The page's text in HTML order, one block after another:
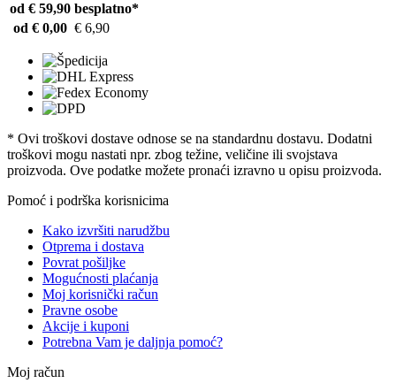
od € 59,90 besplatno*
od € 0,00 € 6,90
* Ovi troškovi dostave odnose se na standardnu ​​dostavu. Dodatni
troškovi mogu nastati npr. zbog težine, veličine ili svojstava
proizvoda. Ove podatke možete pronaći izravno u opisu proizvoda.
Pomoć i podrška korisnicima
Kako izvršiti narudžbu
Otprema i dostava
Povrat pošiljke
Mogućnosti plaćanja
Moj korisnički račun
Pravne osobe
Akcije i kuponi
Potrebna Vam je daljnja pomoć?
Moj račun